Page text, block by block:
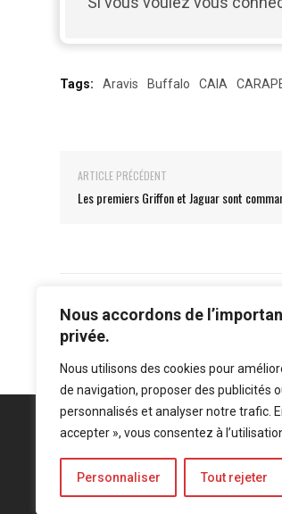
Nous accordons de
privée.
Nous utilisons des cookies pour
de navigation, proposer des publicités
personnalisés et analyser notre trafic.
accepter », vous consentez à
Personnaliser Tout rejeter
Tags: Aravis Buffalo CAIA
ARTICLE PRÉCÉDENT
Les premiers Griffon et Jaguar sont
Mentions légales-Politique de